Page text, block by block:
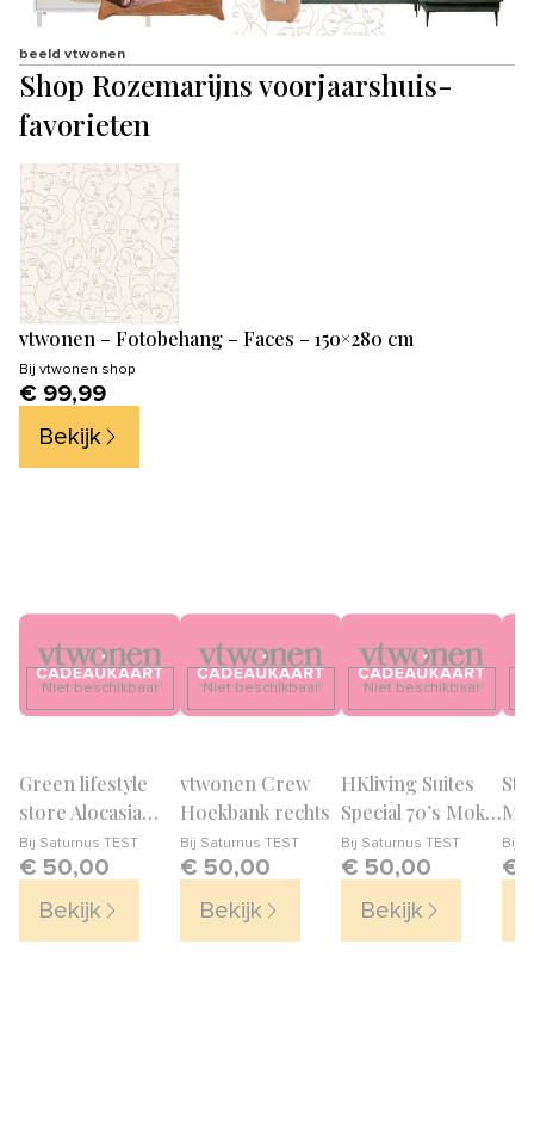
beeld vtwonen
Shop Rozemarijns voorjaarshuis-
favorieten
vtwonen – Fotobehang – Faces – 150×280 cm
Bij vtwonen shop
€ 99,99
Bekijk
Niet beschikbaar
Green lifestyle
store Alocasia
stingray incl.
‘Faded Rust’ pot
Bij Saturnus TEST
€ 50,00
Bekijk
Niet beschikbaar
vtwonen Crew
Hoekbank rechts
Bij Saturnus TEST
€ 50,00
Bekijk
Niet beschikbaar
HKliving Suites
Special 70’s Mok
0,2 L – Set van 2
Bij Saturnus TEST
€ 50,00
Bekijk
Bij
€